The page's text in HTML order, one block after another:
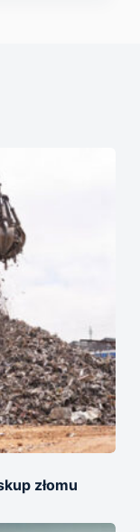
złomu